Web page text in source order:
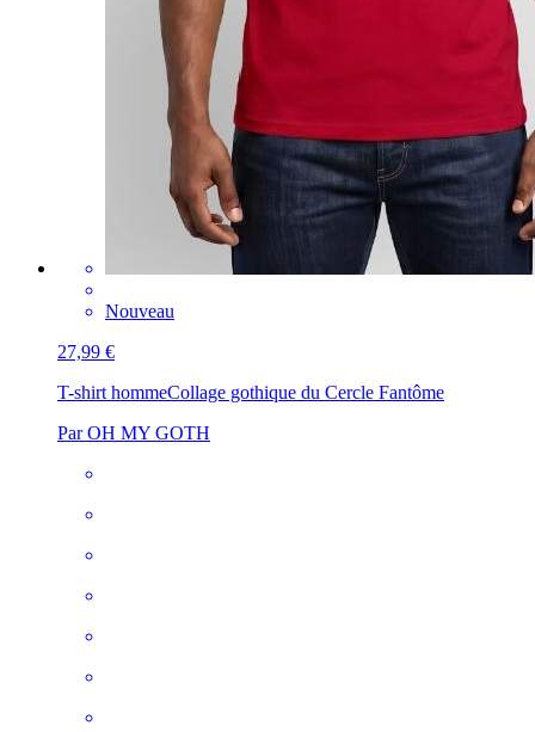
Nouveau
27,99 €
T-shirt hommeCollage gothique du Cercle Fantôme
Par OH MY GOTH